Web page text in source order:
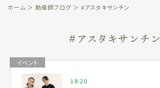
ホーム ＞ 助産師ブログ ＞ #アスタキサンチン
#アスタキサンチン
18:20
イベント